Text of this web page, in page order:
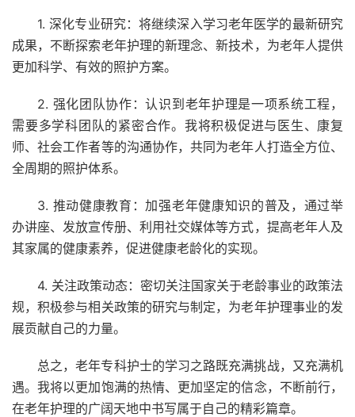
1. 深化专业研究：将继续深入学习老年医学的最新研究
成果，不断探索老年护理的新理念、新技术，为老年人提供
更加科学、有效的照护方案。
2. 强化团队协作：认识到老年护理是一项系统工程，
需要多学科团队的紧密合作。我将积极促进与医生、康复
师、社会工作者等的沟通协作，共同为老年人打造全方位、
全周期的照护体系。
3. 推动健康教育：加强老年健康知识的普及，通过举
办讲座、发放宣传册、利用社交媒体等方式，提高老年人及
其家属的健康素养，促进健康老龄化的实现。
4. 关注政策动态：密切关注国家关于老龄事业的政策法
规，积极参与相关政策的研究与制定，为老年护理事业的发
展贡献自己的力量。
总之，老年专科护士的学习之路既充满挑战，又充满机
遇。我将以更加饱满的热情、更加坚定的信念，不断前行，
在老年护理的广阔天地中书写属于自己的精彩篇章。